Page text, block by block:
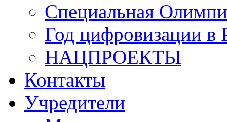
Специальная
Год цифровизации в
НАЦПРОЕКТЫ
Контакты
Учредители